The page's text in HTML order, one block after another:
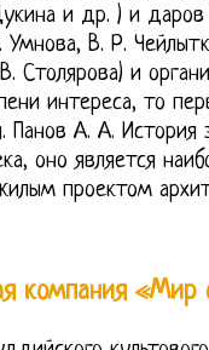
и др. ) и даров
Умнова, В. Р.
Столярова) и
интереса, то
Панов А. А. История
оно является
проектом
компания «Мир